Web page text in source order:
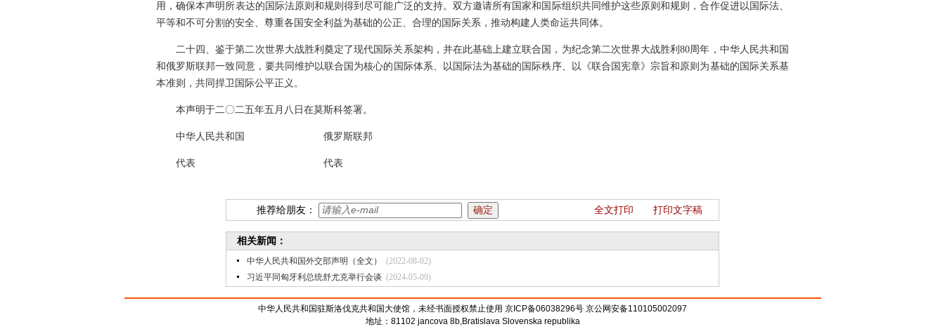
用，确保本声明所表达的国际法原则和规则得到尽可能广泛的支持。双方邀请所有国家和国际组织共同维护这些原则和规则，合作促进以国际法、
平等和不可分割的安全、尊重各国安全利益为基础的公正、合理的国际关系，推动构建人类命运共同体。
二十四、鉴于第二次世界大战胜利奠定了现代国际关系架构，并在此基础上建立联合国，为纪念第二次世界大战胜利80周年，中华人民共和国
和俄罗斯联邦一致同意，要共同维护以联合国为核心的国际体系、以国际法为基础的国际秩序、以《联合国宪章》宗旨和原则为基础的国际关系基
本准则，共同捍卫国际公平正义。
本声明于二〇二五年五月八日在莫斯科签署。
中华人民共和国 俄罗斯联邦
代表 代表
推荐给朋友： 全文打印 打印文字稿
相关新闻：
中华人民共和国外交部声明（全文）
(2022-08-02)
习近平同匈牙利总统舒尤克举行会谈 (2024-05-09)
中华人民共和国驻斯洛伐克共和国大使馆，未经书面授权禁止使用 京ICP备06038296号 京公网安备110105002097
地址：81102 jancova 8b,Bratislava Slovenska republika